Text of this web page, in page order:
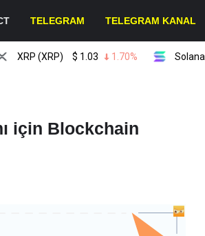
TELEGRAM TELEGRAM KANAL
(XRP) $1.03 1.70% Solana (SOL)
için Blockchain